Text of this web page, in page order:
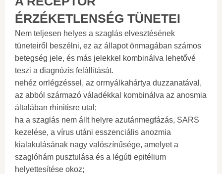
ÉRZÉKETLENSÉG TÜNETEI
Nem teljesen helyes a szaglás elvesztésének
tüneteiről beszélni, ez az állapot önmagában számos
betegség jele, és más jelekkel kombinálva lehetővé
teszi a diagnózis felállítását.
nehéz orrlégzéssel, az orrnyálkahártya duzzanatával,
az abból származó váladékkal kombinálva az anosmia
általában rhinitisre utal;
ha a szaglás nem állt helyre azutánmegfázás, SARS
kezelése, a vírus utáni esszenciális anozmia
kialakulásának nagy valószínűsége, amelyet a
szaglóhám pusztulása és a légúti epitélium
helyettesítése okoz;